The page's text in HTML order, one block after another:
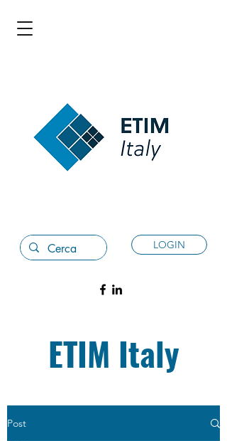
LOGIN
ETIM Italy
Post